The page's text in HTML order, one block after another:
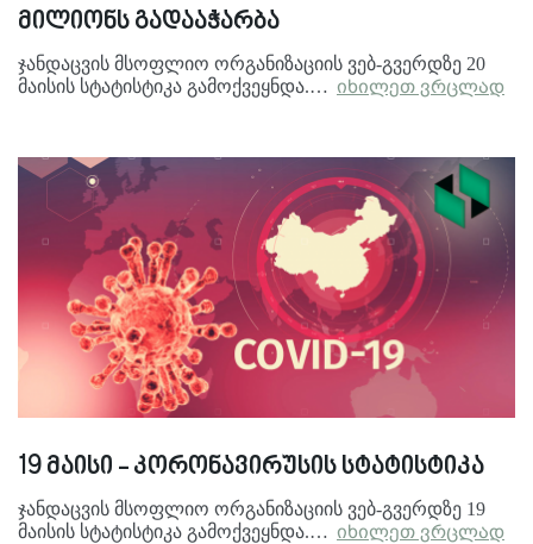
მილიონს გადააჭარბა
ჯანდაცვის მსოფლიო ორგანიზაციის ვებ-გვერდზე 20
მაისის სტატისტიკა გამოქვეყნდა.… იხილეთ ვრცლად
19 მაისი - კორონავირუსის სტატისტიკა
ჯანდაცვის მსოფლიო ორგანიზაციის ვებ-გვერდზე 19
მაისის სტატისტიკა გამოქვეყნდა.… იხილეთ ვრცლად